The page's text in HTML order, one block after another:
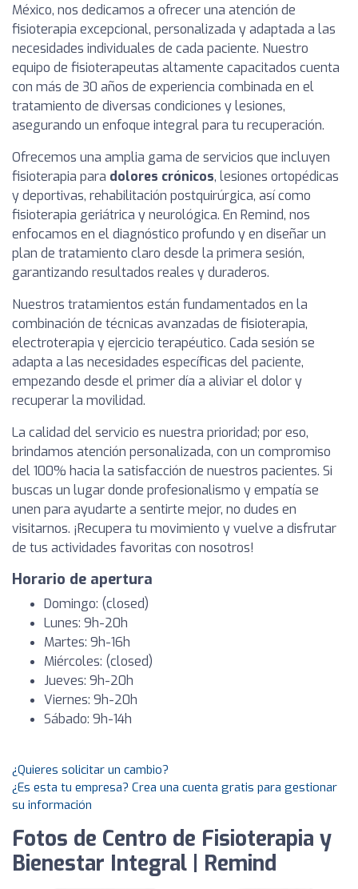
México, nos dedicamos a ofrecer una atención de
fisioterapia excepcional, personalizada y adaptada a las
necesidades individuales de cada paciente. Nuestro
equipo de fisioterapeutas altamente capacitados cuenta
con más de 30 años de experiencia combinada en el
tratamiento de diversas condiciones y lesiones,
asegurando un enfoque integral para tu recuperación.
Ofrecemos una amplia gama de servicios que incluyen
fisioterapia para dolores crónicos, lesiones ortopédicas
y deportivas, rehabilitación postquirúrgica, así como
fisioterapia geriátrica y neurológica. En Remind, nos
enfocamos en el diagnóstico profundo y en diseñar un
plan de tratamiento claro desde la primera sesión,
garantizando resultados reales y duraderos.
Nuestros tratamientos están fundamentados en la
combinación de técnicas avanzadas de fisioterapia,
electroterapia y ejercicio terapéutico. Cada sesión se
adapta a las necesidades específicas del paciente,
empezando desde el primer día a aliviar el dolor y
recuperar la movilidad.
La calidad del servicio es nuestra prioridad; por eso,
brindamos atención personalizada, con un compromiso
del 100% hacia la satisfacción de nuestros pacientes. Si
buscas un lugar donde profesionalismo y empatía se
unen para ayudarte a sentirte mejor, no dudes en
visitarnos. ¡Recupera tu movimiento y vuelve a disfrutar
de tus actividades favoritas con nosotros!
Horario de apertura
Domingo: (closed)
Lunes: 9h-20h
Martes: 9h-16h
Miércoles: (closed)
Jueves: 9h-20h
Viernes: 9h-20h
Sábado: 9h-14h
¿Quieres solicitar un cambio?
¿Es esta tu empresa? Crea una cuenta gratis para gestionar
su información
Fotos de Centro de Fisioterapia y
Bienestar Integral | Remind